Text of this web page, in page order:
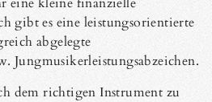
gibt es eine leistungsorientierte
abgelegte
Jungmusikerleistungsabzeichen.
dem richtigen Instrument zu